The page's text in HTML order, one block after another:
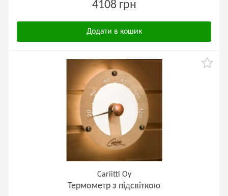
4108 грн
Додати в кошик
Cariitti Oy
Термометр з підсвіткою